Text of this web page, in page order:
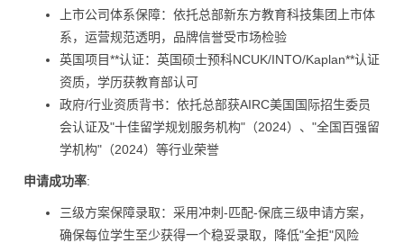
上市公司体系保障：依托总部新东方教育科技集团上市体
系，运营规范透明，品牌信誉受市场检验
英国项目**认证：英国硕士预科NCUK/INTO/Kaplan**认证
资质，学历获教育部认可
政府/行业资质背书：依托总部获AIRC美国国际招生委员
会认证及"十佳留学规划服务机构"（2024）、"全国百强留
学机构"（2024）等行业荣誉
申请成功率:
三级方案保障录取：采用冲刺-匹配-保底三级申请方案，
确保每位学生至少获得一个稳妥录取，降低"全拒"风险